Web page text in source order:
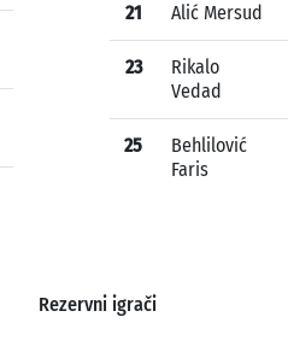
21 Alić Mersud
23
Rikalo
Vedad
25
Behlilović
Faris
Rezervni igrači